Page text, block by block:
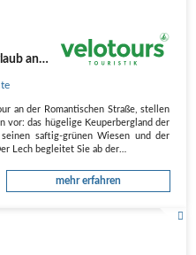
an
an der Romantischen Straße, stellen
vor: das hügelige Keuperbergland der
saftig-grünen Wiesen und der
Lech begleitet Sie ab der…
mehr erfahren